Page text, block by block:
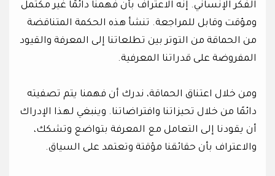
الفكر الإنساني. إنه الاعتراف بأن فهمنا دائمًا غير مكتمل
ومؤقت وقابل للمراجعة. تنشأ هذه الحكمة المتناقضة
من الحماقة من التوتر بين تطلعاتنا إلى المعرفة والقيود
المفروضة على قدراتنا المعرفية.
ومن خلال اعتناق الحماقة، ندرك أن فهمنا يتم تصفيته
دائمًا من خلال تحيزاتنا وافتراضاتنا. وينبغي لهذا الإدراك
أن يقودنا إلى التعامل مع المعرفة بتواضع وتشكك،
والاعتراف بأن حقائقنا مؤقتة وتعتمد على السياق.